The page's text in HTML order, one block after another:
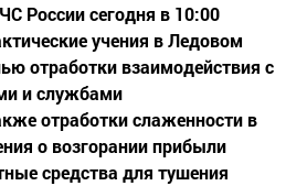
России сегодня в 10:00
учения в Ледовом
отработки взаимодействия с
и службами
отработки слаженности в
о возгорании прибыли
средства для тушения